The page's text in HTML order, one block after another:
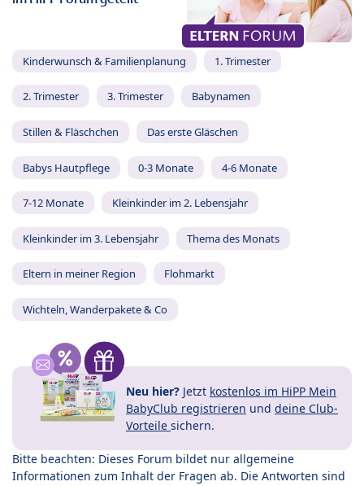
Kinderwunsch & Familienplanung 1. Trimester
2. Trimester 3. Trimester Babynamen
Stillen & Fläschchen Das erste Gläschen
Babys Hautpflege 0-3 Monate 4-6 Monate
7-12 Monate Kleinkinder im 2. Lebensjahr
Kleinkinder im 3. Lebensjahr Thema des Monats
Eltern in meiner Region Flohmarkt
Wichteln, Wanderpakete & Co
Neu hier? Jetzt kostenlos im HiPP Mein
BabyClub registrieren und deine Club-
Vorteile sichern.
Bitte beachten: Dieses Forum bildet nur allgemeine
Informationen zum Inhalt der Fragen ab. Die Antworten sind